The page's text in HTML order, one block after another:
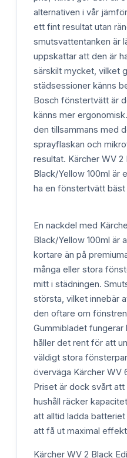
alternativen i vår
ett fint resultat utan
smutsvattentanken är
uppskattar att den är
särskilt mycket, vilket
städsessioner känns
Bosch fönstertvätt är
känns mer
den tillsammans med
sprayflaskan och
resultat. Kärcher WV 2
Black/Yellow 100ml är
ha en fönstertvätt
En nackdel med
Black/Yellow 100ml är
kortare än på
många eller stora
mitt i städningen.
största, vilket innebär
den oftare om
Gummibladet
håller det rent för att
väldigt stora
överväga Kärcher WV
Priset är dock svårt
hushåll räcker
att alltid ladda
att få ut maximal
Kärcher WV 2 Black